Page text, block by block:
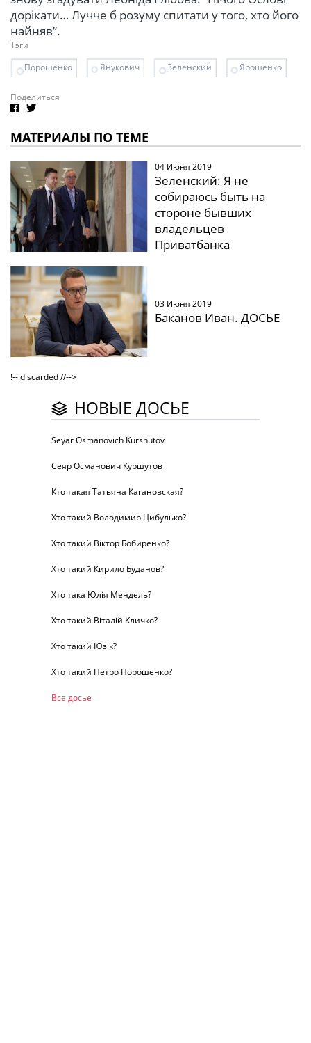
дорікати… Лучче б розуму спитати у того, хто його
найняв”.
Тэги
Порошенко
Янукович Зеленский Ярошенко
Поделиться
МАТЕРИАЛЫ ПО ТЕМЕ
04 Июня 2019
Зеленский: Я не
собираюсь быть на
стороне бывших
владельцев
Приватбанка
03 Июня 2019
Баканов Иван. ДОСЬЕ
!-- discarded //-->
НОВЫЕ ДОСЬЕ
Seyar Osmanovich Kurshutov
Сеяр Османович Куршутов
Кто такая Татьяна Кагановская?
Хто такий Володимир Цибулько?
Хто такий Віктор Бобиренко?
Хто такий Кирило Буданов?
Хто така Юлія Мендель?
Хто такий Віталій Кличко?
Хто такий Юзік?
Хто такий Петро Порошенко?
Все досье